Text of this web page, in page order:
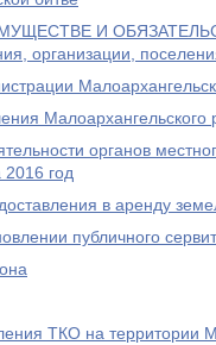
И
организации,
Малоархангельского
органов
2016 год
в аренду
публичного
ТКО на территории